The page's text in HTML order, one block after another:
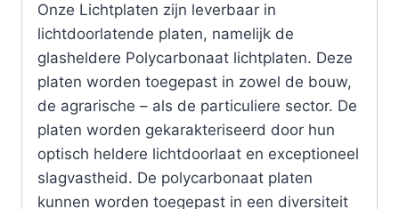
4000
mm
aantal
Onze Lichtplaten zijn leverbaar in
lichtdoorlatende platen, namelijk de
glasheldere Polycarbonaat lichtplaten. Deze
platen worden toegepast in zowel de bouw,
de agrarische – als de particuliere sector. De
platen worden gekarakteriseerd door hun
optisch heldere lichtdoorlaat en exceptioneel
slagvastheid. De polycarbonaat platen
kunnen worden toegepast in een diversiteit